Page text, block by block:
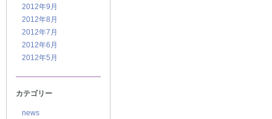
2012年9月
2012年8月
2012年7月
2012年6月
2012年5月
カテゴリー
news